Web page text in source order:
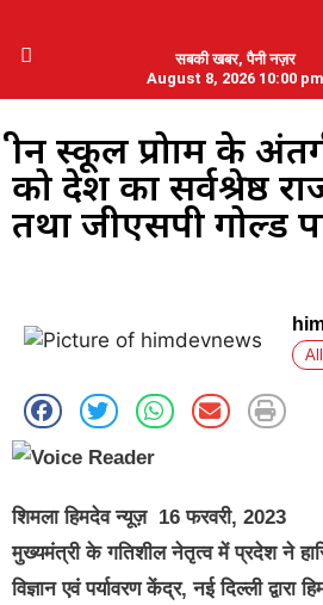
सबकी खबर, पैनी नज़र
August 8, 2026 10:00 pm
ग्रीन स्कूल प्रोग्राम के
को देश का सर्वश्रेष्ठ
तथा जीएसपी गोल्ड
शिमला हिमदेव न्यूज़ 16 फरवरी, 2023
मुख्यमंत्री के गतिशील नेतृत्व में प्रदेश ने
विज्ञान एवं पर्यावरण केंद्र, नई दिल्ली